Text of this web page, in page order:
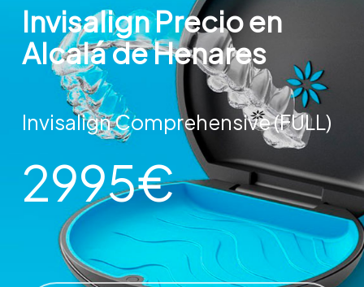
Invisalign Precio en
Alcalá de Henares
Invisalign Comprehensive (FULL)
2995€